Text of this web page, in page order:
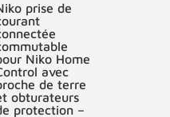
prise de
Niko Home
avec
de terre
obturateurs
protection –